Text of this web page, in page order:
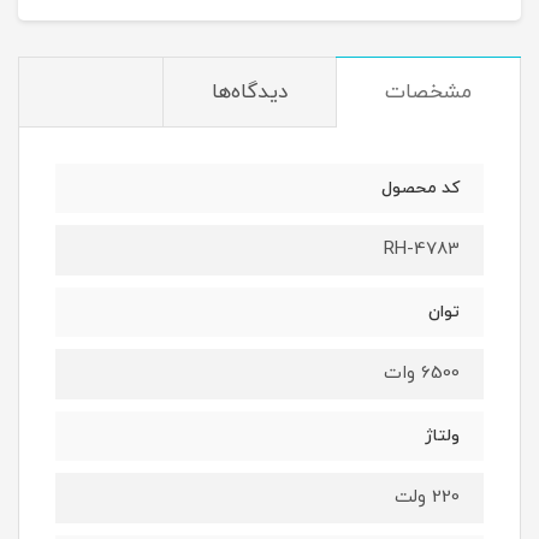
مشخصات دیدگاه‌ها
کد محصول
RH-4783
توان
6500 وات
ولتاژ
220 ولت